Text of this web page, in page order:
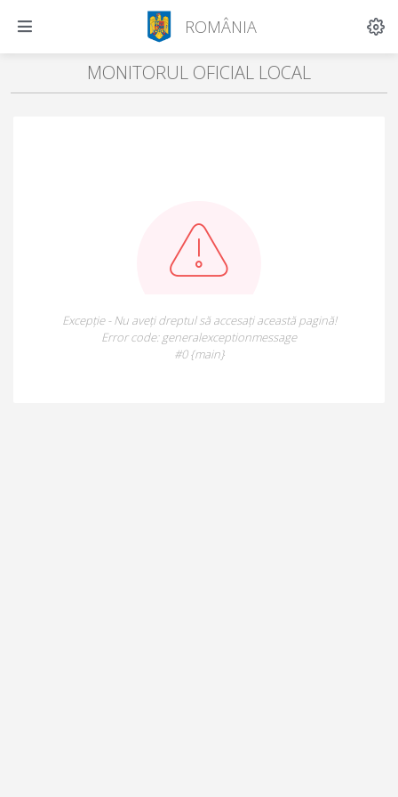
ROMÂNIA
MONITORUL OFICIAL LOCAL
Excepție - Nu aveți dreptul să accesați această pagină!
Error code: generalexceptionmessage
#0 {main}